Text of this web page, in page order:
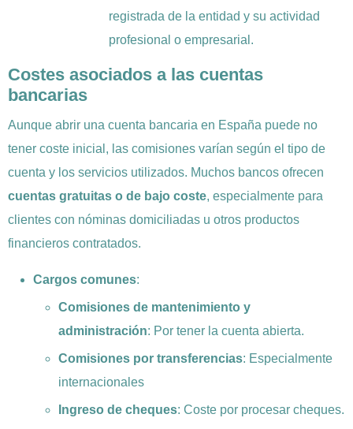
registrada de la entidad y su actividad
profesional o empresarial.
Costes asociados a las cuentas
bancarias
Aunque abrir una cuenta bancaria en España puede no
tener coste inicial, las comisiones varían según el tipo de
cuenta y los servicios utilizados. Muchos bancos ofrecen
cuentas gratuitas o de bajo coste, especialmente para
clientes con nóminas domiciliadas u otros productos
financieros contratados.
Cargos comunes:
Comisiones de mantenimiento y
administración: Por tener la cuenta abierta.
Comisiones por transferencias: Especialmente
internacionales
Ingreso de cheques: Coste por procesar cheques.